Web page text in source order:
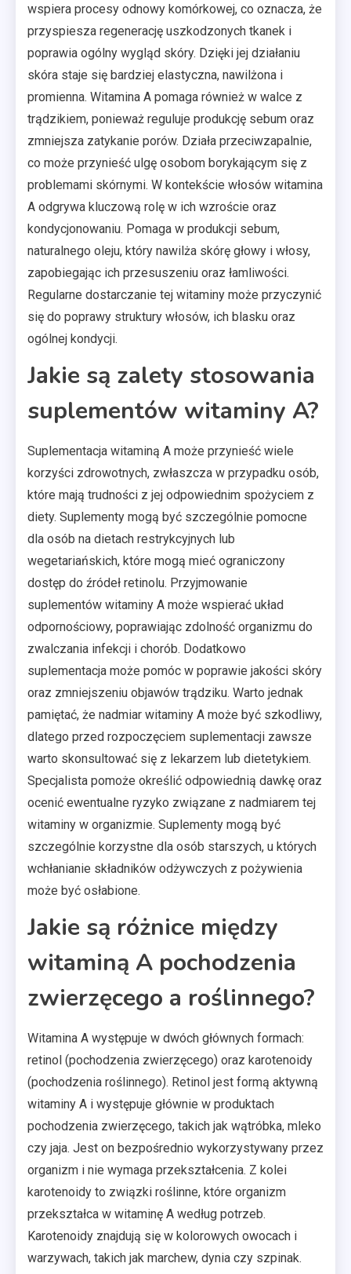
wspiera procesy odnowy komórkowej, co oznacza, że
przyspiesza regenerację uszkodzonych tkanek i
poprawia ogólny wygląd skóry. Dzięki jej działaniu
skóra staje się bardziej elastyczna, nawilżona i
promienna. Witamina A pomaga również w walce z
trądzikiem, ponieważ reguluje produkcję sebum oraz
zmniejsza zatykanie porów. Działa przeciwzapalnie,
co może przynieść ulgę osobom borykającym się z
problemami skórnymi. W kontekście włosów witamina
A odgrywa kluczową rolę w ich wzroście oraz
kondycjonowaniu. Pomaga w produkcji sebum,
naturalnego oleju, który nawilża skórę głowy i włosy,
zapobiegając ich przesuszeniu oraz łamliwości.
Regularne dostarczanie tej witaminy może przyczynić
się do poprawy struktury włosów, ich blasku oraz
ogólnej kondycji.
Jakie są zalety stosowania
suplementów witaminy A?
Suplementacja witaminą A może przynieść wiele
korzyści zdrowotnych, zwłaszcza w przypadku osób,
które mają trudności z jej odpowiednim spożyciem z
diety. Suplementy mogą być szczególnie pomocne
dla osób na dietach restrykcyjnych lub
wegetariańskich, które mogą mieć ograniczony
dostęp do źródeł retinolu. Przyjmowanie
suplementów witaminy A może wspierać układ
odpornościowy, poprawiając zdolność organizmu do
zwalczania infekcji i chorób. Dodatkowo
suplementacja może pomóc w poprawie jakości skóry
oraz zmniejszeniu objawów trądziku. Warto jednak
pamiętać, że nadmiar witaminy A może być szkodliwy,
dlatego przed rozpoczęciem suplementacji zawsze
warto skonsultować się z lekarzem lub dietetykiem.
Specjalista pomoże określić odpowiednią dawkę oraz
ocenić ewentualne ryzyko związane z nadmiarem tej
witaminy w organizmie. Suplementy mogą być
szczególnie korzystne dla osób starszych, u których
wchłanianie składników odżywczych z pożywienia
może być osłabione.
Jakie są różnice między
witaminą A pochodzenia
zwierzęcego a roślinnego?
Witamina A występuje w dwóch głównych formach:
retinol (pochodzenia zwierzęcego) oraz karotenoidy
(pochodzenia roślinnego). Retinol jest formą aktywną
witaminy A i występuje głównie w produktach
pochodzenia zwierzęcego, takich jak wątróbka, mleko
czy jaja. Jest on bezpośrednio wykorzystywany przez
organizm i nie wymaga przekształcenia. Z kolei
karotenoidy to związki roślinne, które organizm
przekształca w witaminę A według potrzeb.
Karotenoidy znajdują się w kolorowych owocach i
warzywach, takich jak marchew, dynia czy szpinak.